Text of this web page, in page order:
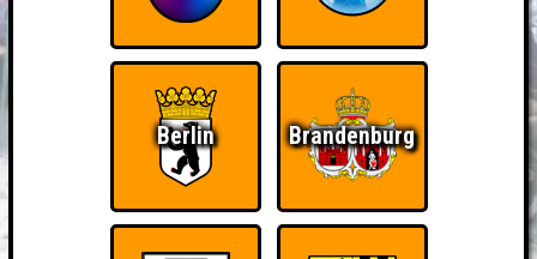
RESERVIERUNG
Berlin Brandenburg